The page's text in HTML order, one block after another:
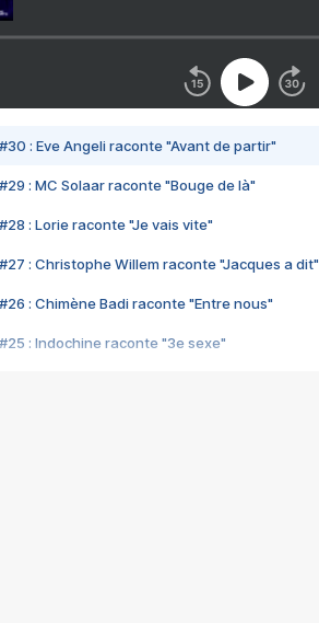
#30 : Eve Angeli raconte "Avant de partir"
#29 : MC Solaar raconte "Bouge de là"
#28 : Lorie raconte "Je vais vite"
#27 : Christophe Willem raconte "Jacques a dit"
#26 : Chimène Badi raconte "Entre nous"
#25 : Indochine raconte "3e sexe"